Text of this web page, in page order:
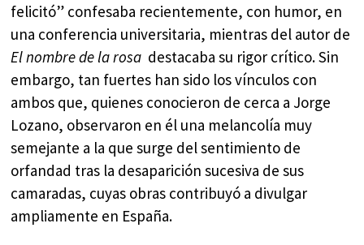
felicitó” confesaba recientemente, con humor, en
una conferencia universitaria, mientras del autor de
El nombre de la rosa destacaba su rigor crítico. Sin
embargo, tan fuertes han sido los vínculos con
ambos que, quienes conocieron de cerca a Jorge
Lozano, observaron en él una melancolía muy
semejante a la que surge del sentimiento de
orfandad tras la desaparición sucesiva de sus
camaradas, cuyas obras contribuyó a divulgar
ampliamente en España.